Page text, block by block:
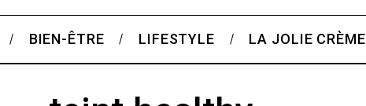
BIEN-ÊTRE LIFESTYLE LA JOLIE CRÈME